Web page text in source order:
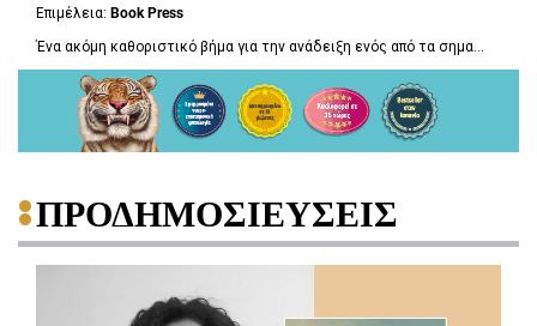
Επιμέλεια: Book Press
Ένα ακόμη καθοριστικό βήμα για την ανάδειξη ενός από τα σημα...
ΠΡΟΔΗΜΟΣΙΕΥΣΕΙΣ